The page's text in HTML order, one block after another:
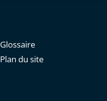
Glossaire
Plan du site